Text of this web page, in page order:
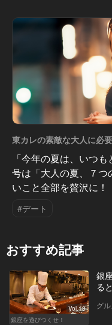
東カレの素敵な大人に必
「今年の夏は、いつ
号は「大人の夏、７つ
いこと全部を贅沢に！
#デート
おすすめ記事
Vol.13
銀座を遊びつくせ！
銀
る
グル